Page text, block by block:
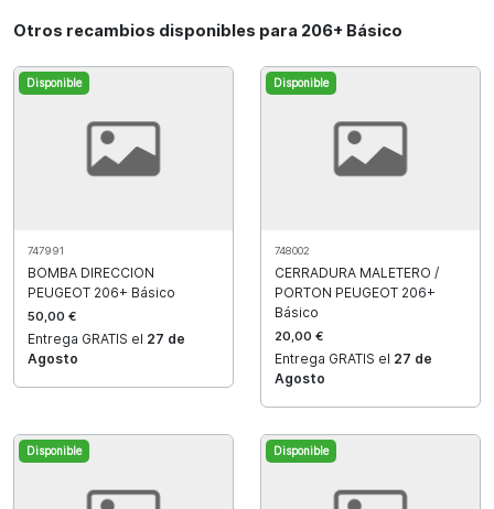
Otros recambios disponibles para 206+ Básico
Disponible
747991
BOMBA DIRECCION
PEUGEOT 206+ Básico
50,00 €
Entrega GRATIS el 27 de
Agosto
Disponible
748002
CERRADURA MALETERO /
PORTON PEUGEOT 206+
Básico
20,00 €
Entrega GRATIS el 27 de
Agosto
Disponible Disponible